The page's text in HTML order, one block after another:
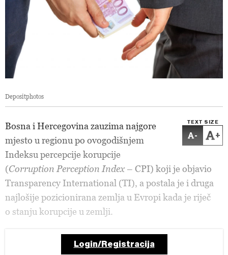
Depositphotos
TEXT SIZE
- +
Bosna i Hercegovina zauzima najgore
mjesto u regionu po ovogodišnjem
Indeksu percepcije korupcije
(Corruption Perception Index– CPI) koji je objavio
Transparency International (TI), a postala je i druga
najlošije pozicionirana zemlja u Evropi kada je riječ
o stanju korupcije u zemlji.
Login/Registracija